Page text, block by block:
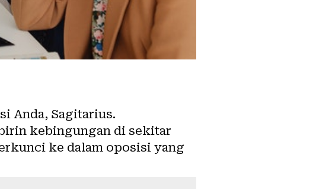
Anda, Sagitarius.
kebingungan di sekitar
ke dalam oposisi yang